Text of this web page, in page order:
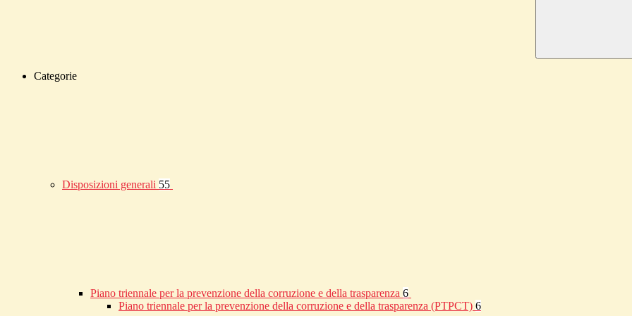
Categorie
Disposizioni generali 55
Piano triennale per la prevenzione della corruzione e della trasparenza 6
Piano triennale per la prevenzione della corruzione e della trasparenza (PTPCT) 6